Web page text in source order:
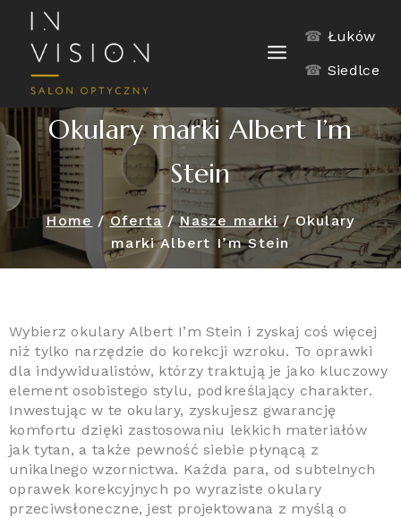
☎ Łuków
☎ Siedlce
Okulary marki Albert I’m
Stein
Home / Oferta / Nasze marki / Okulary
marki Albert I’m Stein
Wybierz okulary Albert I’m Stein i zyskaj coś więcej
niż tylko narzędzie do korekcji wzroku. To oprawki
dla indywidualistów, którzy traktują je jako kluczowy
element osobistego stylu, podkreślający charakter.
Inwestując w te okulary, zyskujesz gwarancję
komfortu dzięki zastosowaniu lekkich materiałów
jak tytan, a także pewność siebie płynącą z
unikalnego wzornictwa. Każda para, od subtelnych
oprawek korekcyjnych po wyraziste okulary
przeciwsłoneczne, jest projektowana z myślą o